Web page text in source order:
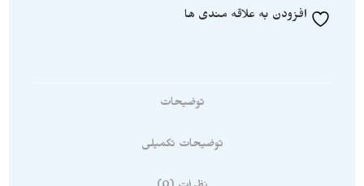
افزودن به علاقه مندی ها
توضیحات
توضیحات تکمیلی